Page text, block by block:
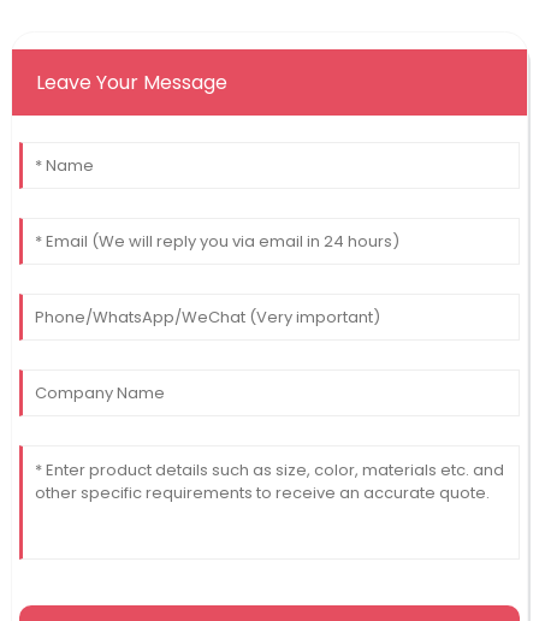
Leave Your Message